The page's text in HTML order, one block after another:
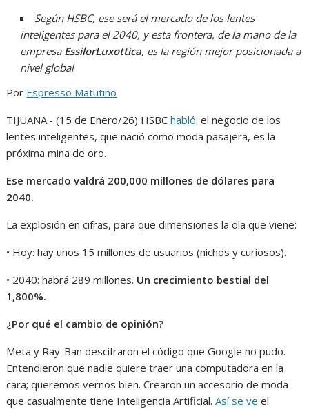
Según HSBC, ese será el mercado de los lentes
inteligentes para el 2040, y esta frontera, de la mano de la
empresa EssilorLuxottica, es la región mejor posicionada a
nivel global
Por Espresso Matutino
TIJUANA.- (15 de Enero/26) HSBChabló: el negocio de los
lentes inteligentes, que nació como moda pasajera, es la
próxima mina de oro.
Ese mercado valdrá 200,000 millones de dólares para
2040.
La explosión en cifras, para que dimensiones la ola que viene:
• Hoy: hay unos 15 millones de usuarios (nichos y curiosos).
• 2040: habrá 289 millones. Un crecimiento bestial del
1,800%.
¿Por qué el cambio de opinión?
Meta y Ray-Ban descifraron el código que Google no pudo.
Entendieron que nadie quiere traer una computadora en la
cara; queremos vernos bien. Crearon un accesorio de moda
que casualmente tiene Inteligencia Artificial.Así se ve el